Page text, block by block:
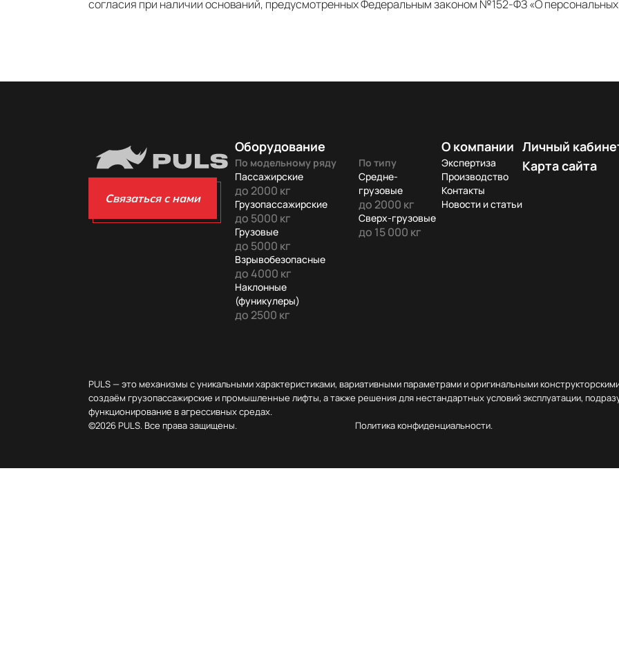
согласия при наличии оснований, предусмотренных Федеральным законом №152-ФЗ «О персональных
Связаться с нами
Оборудование
По модельному ряду
Пассажирские
до 2000 кг
Грузопассажирские
до 5000 кг
Грузовые
до 5000 кг
Взрывобезопасные
до 4000 кг
Наклонные
(фуникулеры)
до 2500 кг
По типу
Средне-
грузовые
до 2000 кг
Сверх-грузовые
до 15 000 кг
О компании
Экспертиза
Производство
Контакты
Новости и статьи
Личный
Карта сайта
PULS — это механизмы с уникальными характеристиками, вариативными параметрами и оригинальными
создаём грузопассажирские и промышленные лифты, а также решения для нестандартных условий эксплуатации,
функционирование в агрессивных средах.
©2026 PULS. Все права защищены.
Политика конфиденциальности.